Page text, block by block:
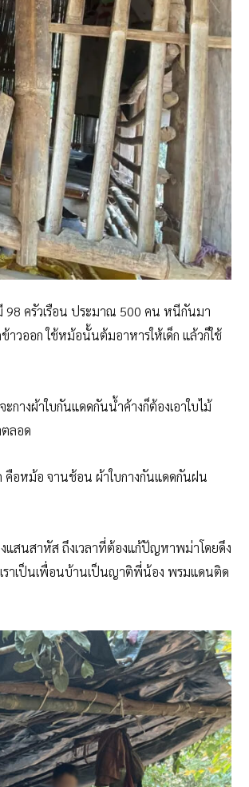
98 ครัวเรือน ประมาณ 500 คน หนีกันมา
าวออก ใช้หม้อนั้นต้มอาหารให้เด็ก แล้วก็ใช้
างผ้าใบกันแดดกันน้ำค้างก็ต้องเอาใบไม้
ตลอด
คือหม้อ จานช้อน ผ้าใบกางกันแดดกันฝน
แสนสาหัส ถึงเวลาที่ต้องแก้ปัญหาพม่าโดยดึง
ราเป็นเพื่อนบ้านเป็นญาติพี่น้อง พรมแดนติด